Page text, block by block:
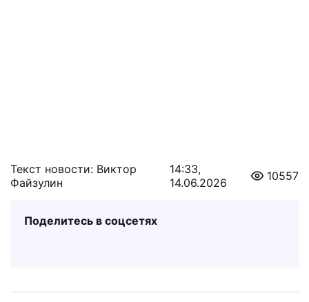
Текст новости: Виктор
Файзулин
14:33,
14.06.2026
10557
Поделитесь в соцсетях